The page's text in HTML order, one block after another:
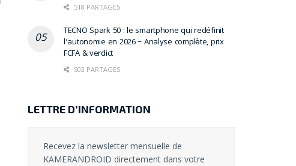
518 PARTAGES
TECNO Spark 50 : le smartphone qui redéfinit
l’autonomie en 2026 – Analyse complète, prix
FCFA & verdict
503 PARTAGES
LETTRE D’INFORMATION
Recevez la newsletter mensuelle de
KAMERANDROID directement dans votre